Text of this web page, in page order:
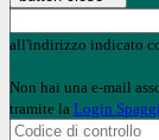
all'indirizzo indicato
Non hai una e-mail
tramite la Login